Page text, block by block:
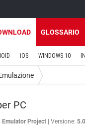
GLOSSARIO
iOS WINDOWS 10
PC
Emulator Project Versione: